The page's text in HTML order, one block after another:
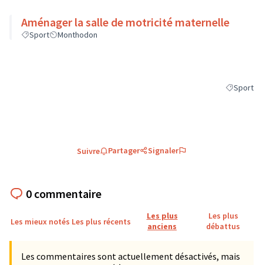
Aménager la salle de motricité maternelle
Sport Monthodon
Filtrer les
Sport
Suivre Partager Signaler
0 commentaire
Les mieux notés Les plus récents
Les plus
anciens
Les plus
débattus
Les commentaires sont actuellement désactivés, mais